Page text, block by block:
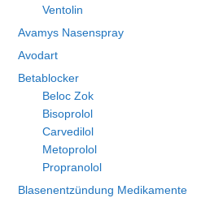
Ventolin
Avamys Nasenspray
Avodart
Betablocker
Beloc Zok
Bisoprolol
Carvedilol
Metoprolol
Propranolol
Blasenentzündung Medikamente